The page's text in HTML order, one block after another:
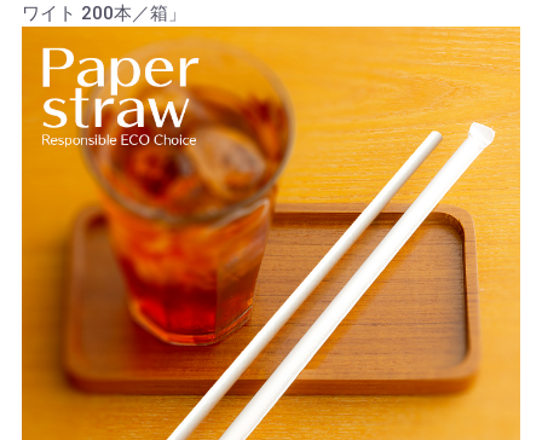
ワイト 200本／箱」